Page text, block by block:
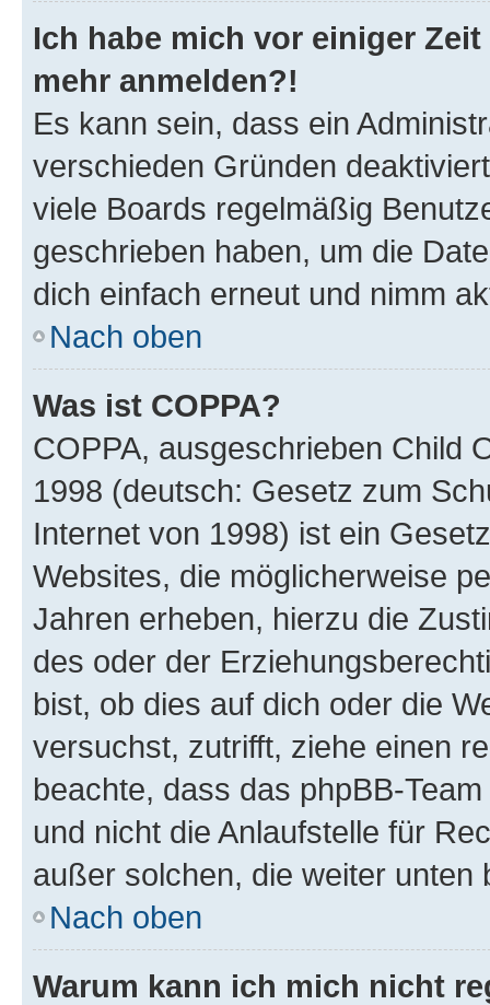
Ich habe mich vor einiger
mehr anmelden?!
Es kann sein, dass ein
verschieden Gründen
viele Boards regelmäßig
geschrieben haben, um die
dich einfach erneut und nimm
Nach oben
Was ist COPPA?
COPPA, ausgeschrieben Child
1998 (deutsch: Gesetz zum
Internet von 1998) ist ein
Websites, die möglicherweise
Jahren erheben, hierzu die
des oder der
bist, ob dies auf dich oder die
versuchst, zutrifft, ziehe einen
beachte, dass das phpBB-
und nicht die Anlaufstelle für
außer solchen, die weiter unten
Nach oben
Warum kann ich mich nicht